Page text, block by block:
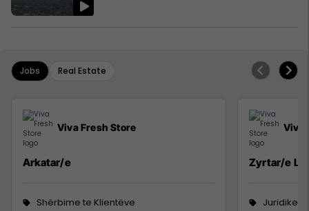
Jobs Real Estate
Viva Fresh Store
Arkatar/e
Shërbime te Klientëve
Viva
Zyrtar/e
Juridike